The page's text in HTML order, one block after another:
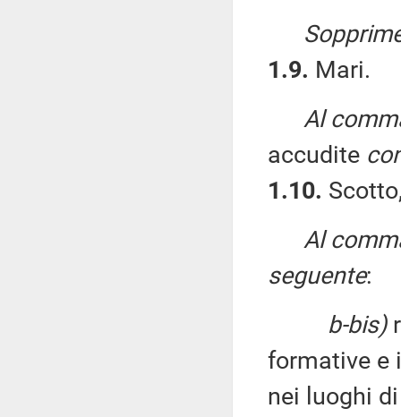
1.9. Mari.
Al
accudite
1.10.
Al
seguente:
b-bis)
formative e
nei luoghi